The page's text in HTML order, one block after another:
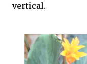
vertical.